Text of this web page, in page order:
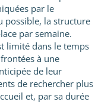
par le
possible, la structure
par semaine.
limité dans le temps
à une
de leur
de rechercher plus
et, par sa durée